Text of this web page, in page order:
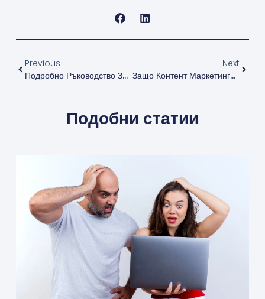
Previous
Подробно Ръководство За SEO През 2025 Г.
Next
Защо Контент Маркетингът (съдържанието) Е Ключа Към Успеха
Подобни статии